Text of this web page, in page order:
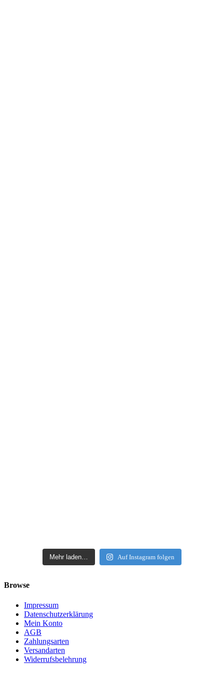
Mehr laden… Auf Instagram folgen
Browse
Impressum
Datenschutzerklärung
Mein Konto
AGB
Zahlungsarten
Versandarten
Widerrufsbelehrung